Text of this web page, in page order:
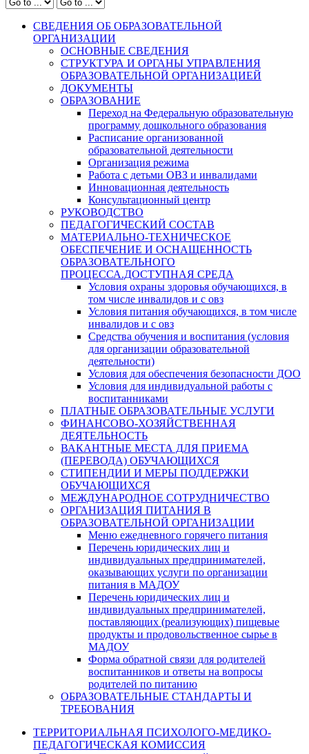
СВЕДЕНИЯ ОБ ОБРАЗОВАТЕЛЬНОЙ
ОРГАНИЗАЦИИ
ОСНОВНЫЕ СВЕДЕНИЯ
СТРУКТУРА И ОРГАНЫ УПРАВЛЕНИЯ
ОБРАЗОВАТЕЛЬНОЙ ОРГАНИЗАЦИЕЙ
ДОКУМЕНТЫ
ОБРАЗОВАНИЕ
Переход на Федеральную образовательную
программу дошкольного образования
Расписание организованной
образовательной деятельности
Организация режима
Работа с детьми ОВЗ и инвалидами
Инновационная деятельность
Консультационный центр
РУКОВОДСТВО
ПЕДАГОГИЧЕСКИЙ СОСТАВ
МАТЕРИАЛЬНО-ТЕХНИЧЕСКОЕ
ОБЕСПЕЧЕНИЕ И ОСНАЩЕННОСТЬ
ОБРАЗОВАТЕЛЬНОГО
ПРОЦЕССА.ДОСТУПНАЯ СРЕДА
Условия охраны здоровья обучающихся, в
том числе инвалидов и с овз
Условия питания обучающихся, в том числе
инвалидов и с овз
Средства обучения и воспитания (условия
для организации образовательной
деятельности)
Условия для обеспечения безопасности ДОО
Условия для индивидуальной работы с
воспитанниками
ПЛАТНЫЕ ОБРАЗОВАТЕЛЬНЫЕ УСЛУГИ
ФИНАНСОВО-ХОЗЯЙСТВЕННАЯ
ДЕЯТЕЛЬНОСТЬ
ВАКАНТНЫЕ МЕСТА ДЛЯ ПРИЕМА
(ПЕРЕВОДА) ОБУЧАЮЩИХСЯ
СТИПЕНДИИ И МЕРЫ ПОДДЕРЖКИ
ОБУЧАЮЩИХСЯ
МЕЖДУНАРОДНОЕ СОТРУДНИЧЕСТВО
ОРГАНИЗАЦИЯ ПИТАНИЯ В
ОБРАЗОВАТЕЛЬНОЙ ОРГАНИЗАЦИИ
Меню ежедневного горячего питания
Перечень юридических лиц и
индивидуальных предпринимателей,
оказывающих услуги по организации
питания в МАДОУ
Перечень юридических лиц и
индивидуальных предпринимателей,
поставляющих (реализующих) пищевые
продукты и продовольственное сырье в
МАДОУ
Форма обратной связи для родителей
воспитанников и ответы на вопросы
родителей по питанию
ОБРАЗОВАТЕЛЬНЫЕ СТАНДАРТЫ И
ТРЕБОВАНИЯ
ТЕРРИТОРИАЛЬНАЯ ПСИХОЛОГО-МЕДИКО-
ПЕДАГОГИЧЕСКАЯ КОМИССИЯ